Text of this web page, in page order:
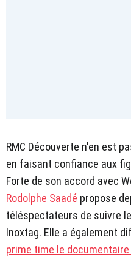
RMC Découverte n'en est
en faisant confiance aux
Forte de son accord avec
Rodolphe Saadé propose
téléspectateurs de suivre
Inoxtag. Elle a également
prime time le